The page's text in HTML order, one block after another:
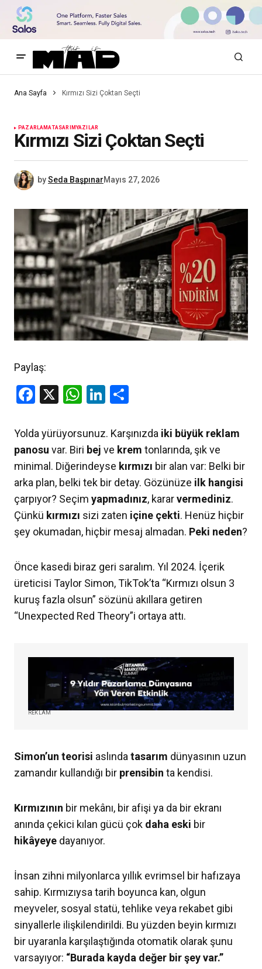
Ana Sayfa Kırmızı Sizi Çoktan Seçti
PAZARLAMATASARIMYAZILAR
Kırmızı Sizi Çoktan Seçti
bySeda BaşpınarMayıs 27, 2026
Paylaş:
Facebook
X WhatsApp
LinkedIn
Yolda yürüyorsunuz. Karşınızda iki büyük reklam
panosu var. Biri bej ve krem tonlarında, şık ve
minimal. Diğerindeyse kırmızı bir alan var: Belki bir
arka plan, belki tek bir detay. Gözünüze ilk hangisi
çarpıyor? Seçim yapmadınız, kararvermediniz.
Çünkü kırmızı sizi zaten içine çekti. Henüz hiçbir
şey okumadan, hiçbir mesaj almadan. Peki neden?
Önce kasedi biraz geri saralım. Yıl 2024. İçerik
üreticisi Taylor Simon, TikTok’ta “Kırmızı olsun 3
kuruş fazla olsun” sözünü akıllara getiren
“Unexpected Red Theory”i ortaya attı.
REKLAM
Simon’un teorisi aslındatasarım dünyasının uzun
zamandır kullandığı bir prensibin ta kendisi.
Kırmızının bir mekânı, bir afişi ya da bir ekranı
anında çekici kılan gücü çok daha eski bir
hikâyeye dayanıyor.
İnsan zihni milyonlarca yıllık evrimsel bir hafızaya
sahip. Kırmızıysa tarih boyunca kan, olgun
meyveler, sosyal statü, tehlike veya rekabet gibi
sinyallerle ilişkilendirildi. Bu yüzden beyin kırmızı
bir uyaranla karşılaştığında otomatik olarak şunu
varsayıyor: “Burada kayda değer bir şey var.”